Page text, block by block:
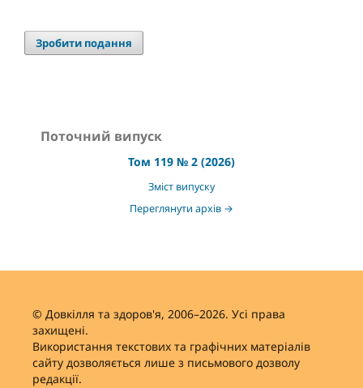
Зробити подання
Поточний випуск
Том 119 № 2 (2026)
Зміст випуску
Переглянути архів →
© Довкілля та здоров'я, 2006–2026. Усі права
захищені.
Використання текстових та графічних матеріалів
сайту дозволяється лише з письмового дозволу
редакції.